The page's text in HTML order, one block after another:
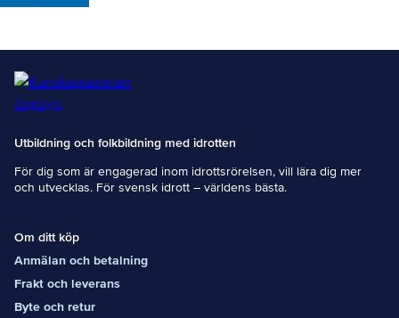
Utbildning och folkbildning med idrotten
För dig som är engagerad inom idrottsrörelsen, vill lära dig mer
och utvecklas. För svensk idrott – världens bästa.
Om ditt köp
Anmälan och betalning
Frakt och leverans
Byte och retur